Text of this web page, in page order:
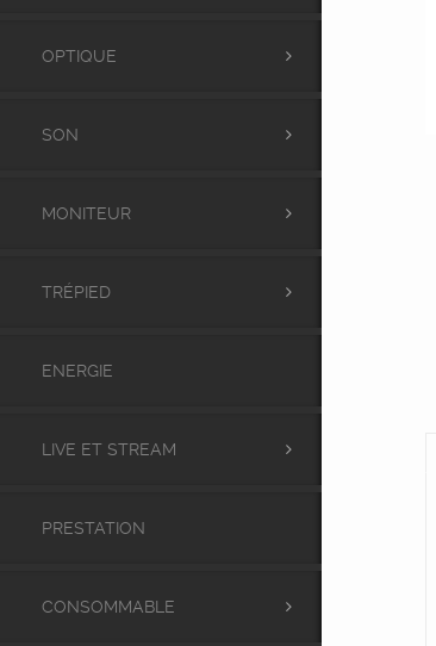
OPTIQUE
SON
MONITEUR
TRÉPIED
ENERGIE
LIVE ET STREAM
PRESTATION
CONSOMMABLE